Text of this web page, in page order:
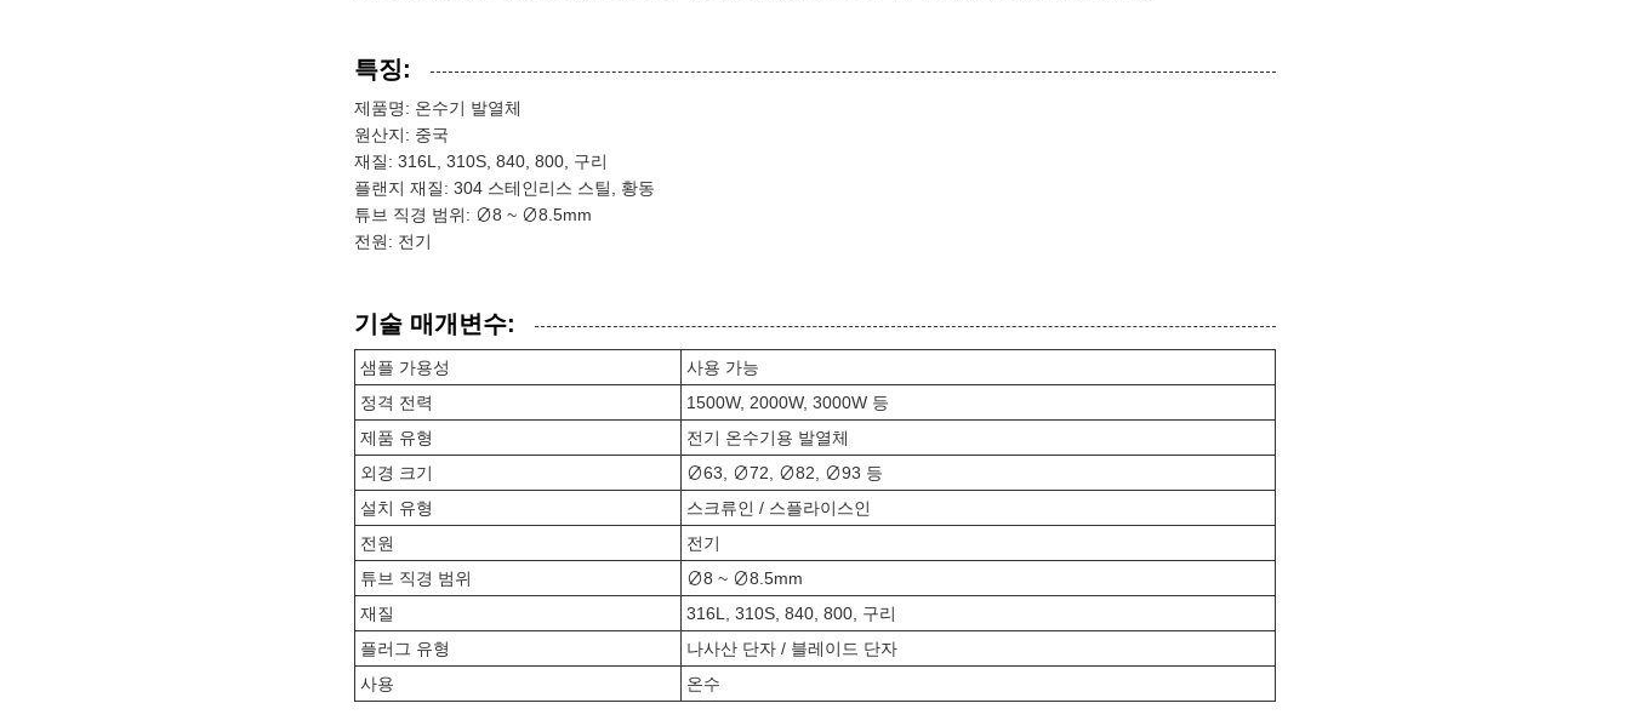
특징:
제품명: 온수기 발열체
원산지: 중국
재질: 316L, 310S, 840, 800, 구리
플랜지 재질: 304 스테인리스 스틸, 황동
튜브 직경 범위: ∅8 ~ ∅8.5mm
전원: 전기
기술 매개변수:
샘플 가용성
사용 가능
정격 전력
1500W, 2000W, 3000W 등
제품 유형
전기 온수기용 발열체
외경 크기
∅63, ∅72, ∅82, ∅93 등
설치 유형
스크류인 / 스플라이스인
전원
전기
튜브 직경 범위
∅8 ~ ∅8.5mm
재질
316L, 310S, 840, 800, 구리
플러그 유형
나사산 단자 / 블레이드 단자
사용
온수